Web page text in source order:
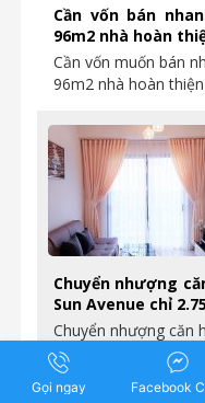
Cần vốn bán
96m2 nhà hoàn
Cần vốn muốn bán
96m2 nhà hoàn
Chuyển nhượng
Sun Avenue chỉ
Chuyển nhượng căn
nội thất The Sun
Pháp…
Gọi ngay Facebook